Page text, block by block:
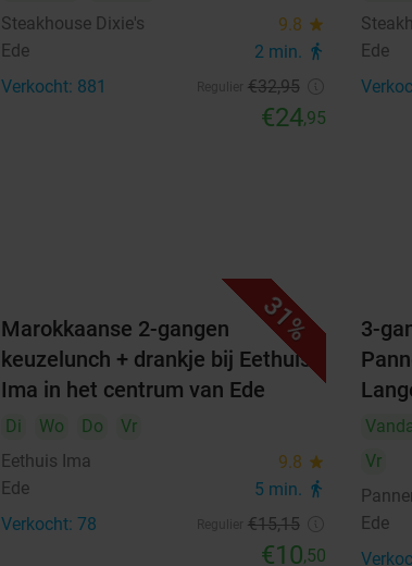
Steakhouse Dixie's
9.8 star
Ede 2 min. directions_walk
Verkocht: 881 €32,95
€24,95
Ede
31%
Marokkaanse 2-gangen
keuzelunch + drankje bij Eethuis
Ima in het centrum van Ede
Di Wo Do
Vr
Eethuis Ima
9.8 star
Ede 5 min. directions_walk
Verkocht: 78 €15,15
€10,50
3-
Vr
Ede